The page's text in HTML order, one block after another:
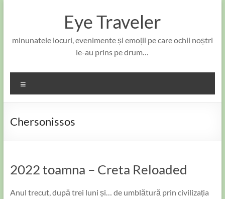
Eye Traveler
minunatele locuri, evenimente și emoții pe care ochii noștri
le-au prins pe drum…
Chersonissos
2022 toamna – Creta Reloaded
Anul trecut, după trei luni și… de umblătură prin civilizația